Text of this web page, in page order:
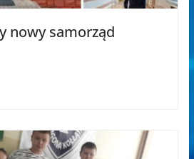
nowy samorząd